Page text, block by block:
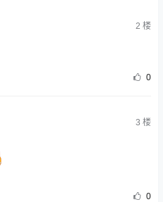
2 楼
0
3 楼
0